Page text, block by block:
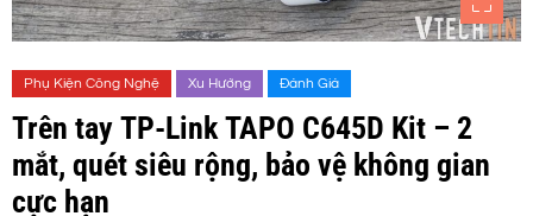
Phụ Kiện Công Nghệ Xu Hướng Đánh Giá
Trên tay TP-Link TAPO C645D Kit – 2
mắt, quét siêu rộng, bảo vệ không gian
cực hạn